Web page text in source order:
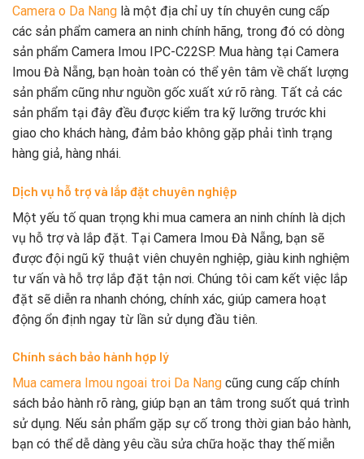
Camera o Da Nang là một địa chỉ uy tín chuyên cung cấp
các sản phẩm camera an ninh chính hãng, trong đó có dòng
sản phẩm Camera Imou IPC-C22SP. Mua hàng tại Camera
Imou Đà Nẵng, bạn hoàn toàn có thể yên tâm về chất lượng
sản phẩm cũng như nguồn gốc xuất xứ rõ ràng. Tất cả các
sản phẩm tại đây đều được kiểm tra kỹ lưỡng trước khi
giao cho khách hàng, đảm bảo không gặp phải tình trạng
hàng giả, hàng nhái.
Dịch vụ hỗ trợ và lắp đặt chuyên nghiệp
Một yếu tố quan trọng khi mua camera an ninh chính là dịch
vụ hỗ trợ và lắp đặt. Tại Camera Imou Đà Nẵng, bạn sẽ
được đội ngũ kỹ thuật viên chuyên nghiệp, giàu kinh nghiệm
tư vấn và hỗ trợ lắp đặt tận nơi. Chúng tôi cam kết việc lắp
đặt sẽ diễn ra nhanh chóng, chính xác, giúp camera hoạt
động ổn định ngay từ lần sử dụng đầu tiên.
Chính sách bảo hành hợp lý
Mua camera Imou ngoai troi Da Nang cũng cung cấp chính
sách bảo hành rõ ràng, giúp bạn an tâm trong suốt quá trình
sử dụng. Nếu sản phẩm gặp sự cố trong thời gian bảo hành,
bạn có thể dễ dàng yêu cầu sửa chữa hoặc thay thế miễn